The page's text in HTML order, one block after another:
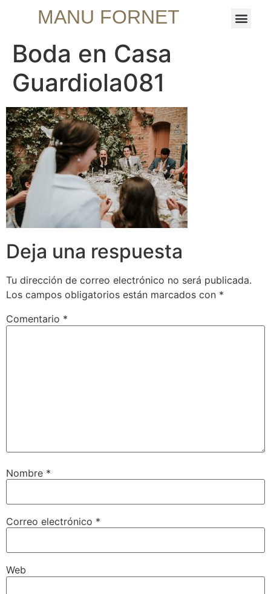
MANU FORNET
Boda en Casa
Guardiola081
Deja una respuesta
Tu dirección de correo electrónico no será publicada.
Los campos obligatorios están marcados con *
Comentario *
Nombre *
Correo electrónico *
Web